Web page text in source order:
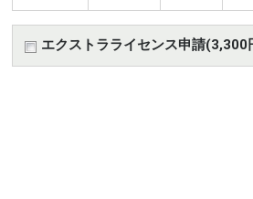
エクストラライセンス申請(3,300